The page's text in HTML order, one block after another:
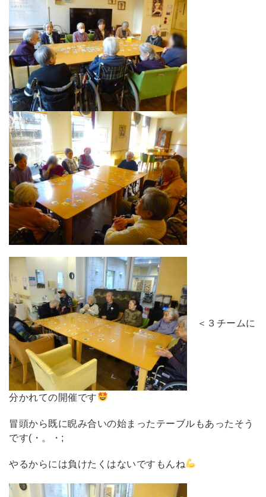
＜３チームに
分かれての開催です
冒頭から既に睨み合いの始まったテーブルもあったそう
です(・。・;
やるからには負けたくはないですもんね